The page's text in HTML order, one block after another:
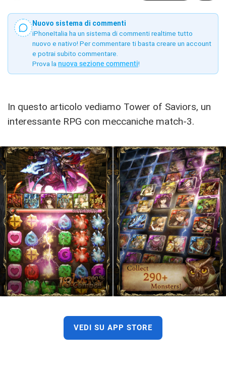
Nuovo sistema di commenti
iPhoneItalia ha un sistema di commenti realtime tutto
nuovo e nativo! Per commentare ti basta creare un account
e potrai subito commentare.
Prova la nuova sezione commenti!
In questo articolo vediamo Tower of Saviors, un
interessante RPG con meccaniche match-3.
VEDI SU APP STORE